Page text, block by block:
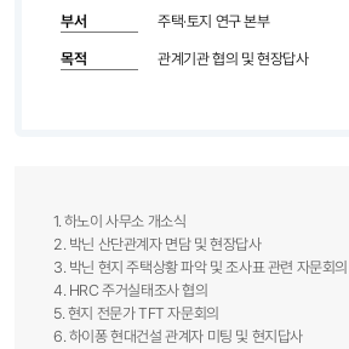
부서 주택·토지 연구 본부
목적 관계기관 협의 및 현장답사
1. 하노이 사무소 개소식
2. 박닌 산단관계자 면담 및 현장답사
3. 박닌 현지 주택상황 파악 및 조사표 관련 자문회의
4. HRC 주거실태조사 협의
5. 현지 전문가 TFT 자문회의
6. 하이퐁 현대건설 관계자 미팅 및 현지답사